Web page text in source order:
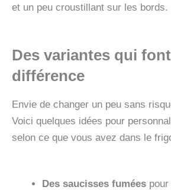
et un peu croustillant sur les bords.
Des variantes qui
différence
Envie de changer un peu sans
Voici quelques idées pour
selon ce que vous avez dans le
Des saucisses fumées